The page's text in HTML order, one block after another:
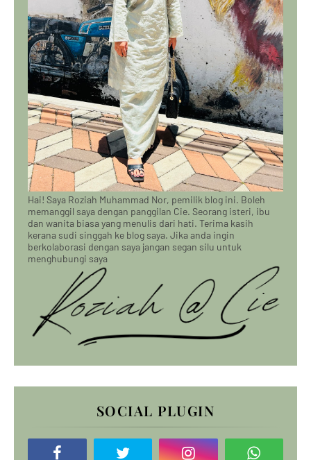
Hai! Saya Roziah Muhammad Nor, pemilik blog ini. Boleh
memanggil saya dengan panggilan Cie. Seorang isteri, ibu
dan wanita biasa yang menulis dari hati. Terima kasih
kerana sudi singgah ke blog saya. Jika anda ingin
berkolaborasi dengan saya jangan segan silu untuk
menghubungi saya
SOCIAL PLUGIN